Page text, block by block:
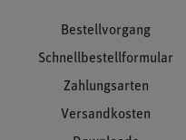
Bestellvorgang
Schnellbestellformular
Zahlungsarten
Versandkosten